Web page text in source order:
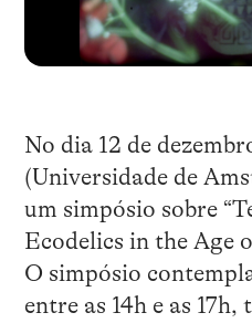
No dia 12 de
(Universidade de
um simpósio sobre
Ecodelics in the Age
O simpósio
entre as 14h e as